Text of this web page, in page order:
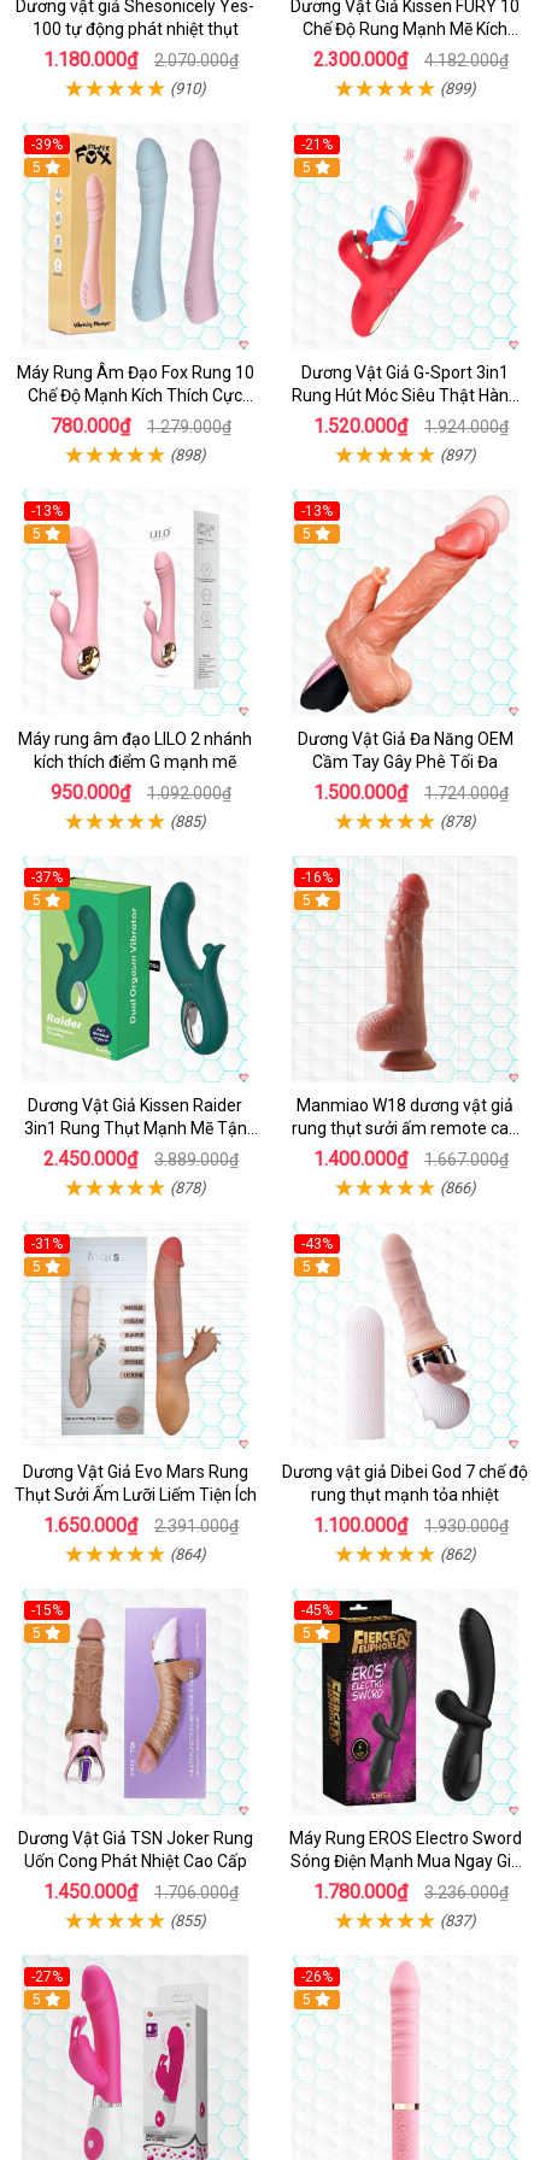
Dương vật giả Shesonicely Yes-
100 tự động phát nhiệt thụt
1.180.000₫ 2.070.000₫
(910)
Dương Vật Giả Kissen FURY 10
Chế Độ Rung Mạnh Mẽ Kích
Thích
2.300.000₫ 4.182.000₫
(899)
-39%
Hot
5
Máy Rung Âm Đạo Fox Rung 10
Chế Độ Mạnh Kích Thích Cực
Sướng
780.000₫ 1.279.000₫
(898)
-21%
Hot
5
Dương Vật Giả G-Sport 3in1
Rung Hút Móc Siêu Thật Hàng
Hot
1.520.000₫ 1.924.000₫
(897)
-13%
Hot
5
Máy rung âm đạo LILO 2 nhánh
kích thích điểm G mạnh mẽ
950.000₫ 1.092.000₫
(885)
-13%
Hot
5
Dương Vật Giả Đa Năng OEM
Cầm Tay Gây Phê Tối Đa
1.500.000₫ 1.724.000₫
(878)
-37%
Hot
5
Dương Vật Giả Kissen Raider
3in1 Rung Thụt Mạnh Mẽ Tận
Hưởng
2.450.000₫ 3.889.000₫
(878)
-16%
Hot
5
Manmiao W18 dương vật giả
rung thụt sưởi ấm remote cao
cấp
1.400.000₫ 1.667.000₫
(866)
-31%
5
Dương Vật Giả Evo Mars Rung
Thụt Sưởi Ấm Lưỡi Liếm Tiện Ích
1.650.000₫ 2.391.000₫
(864)
-43%
Hot
5
Dương vật giả Dibei God 7 chế độ
rung thụt mạnh tỏa nhiệt
1.100.000₫ 1.930.000₫
(862)
-15%
5
Dương Vật Giả TSN Joker Rung
Uốn Cong Phát Nhiệt Cao Cấp
1.450.000₫ 1.706.000₫
(855)
-45%
5
Máy Rung EROS Electro Sword
Sóng Điện Mạnh Mua Ngay Giá
Tốt
1.780.000₫ 3.236.000₫
(837)
-27%
Hot
5
-26%
Hot
5